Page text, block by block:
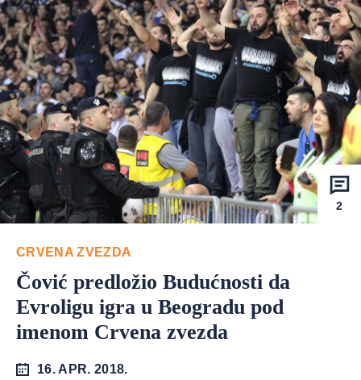
2
CRVENA ZVEZDA
Čović predložio Budućnosti da
Evroligu igra u Beogradu pod
imenom Crvena zvezda
16. APR. 2018.